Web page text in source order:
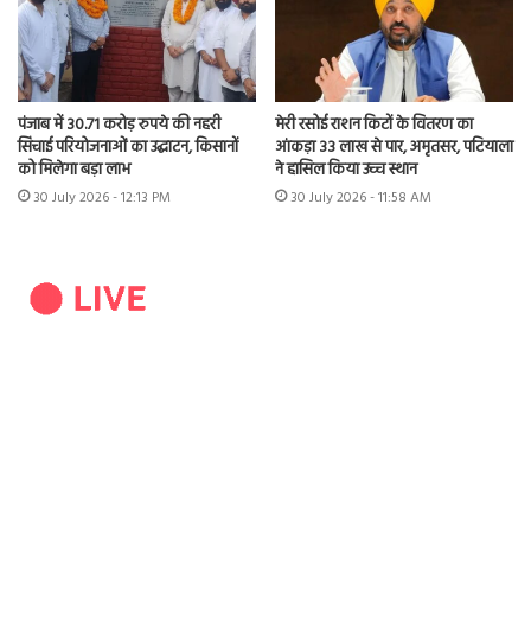
पंजाब में 30.71 करोड़ रुपये की नहरी
सिंचाई परियोजनाओं का उद्घाटन, किसानों
को मिलेगा बड़ा लाभ
30 July 2026 - 12:13 PM
मेरी रसोई राशन किटों के वितरण का
आंकड़ा 33 लाख से पार, अमृतसर, पटियाला
ने हासिल किया उच्च स्थान
30 July 2026 - 11:58 AM